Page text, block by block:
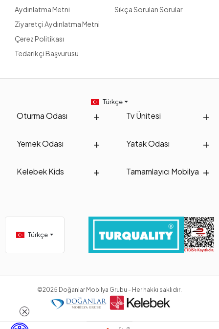
Aydınlatma Metni
Ziyaretçi Aydınlatma Metni
Çerez Politikası
Tedarikçi Başvurusu
Sıkça Sorulan Sorular
Oturma Odası Tv Ünitesi
Yemek Odası Yatak Odası
Kelebek Kids Tamamlayıcı Mobilya
Türkçe
Türkçe
©2025 Doğanlar Mobilya Grubu - Her hakkı saklıdır.